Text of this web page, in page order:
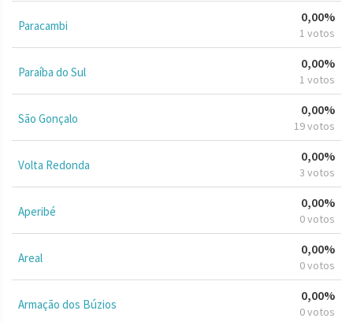
Paracambi
0,00%
1 votos
Paraíba do Sul
0,00%
1 votos
São Gonçalo
0,00%
19 votos
Volta Redonda
0,00%
3 votos
Aperibé
0,00%
0 votos
Areal
0,00%
0 votos
Armação dos Búzios
0,00%
0 votos